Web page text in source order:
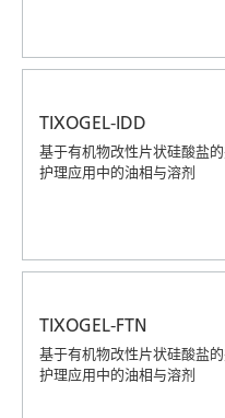
TIXOGEL-IDD
基于有机物改性片状硅酸盐
护理应用中的油相与溶剂
TIXOGEL-FTN
基于有机物改性片状硅酸盐
护理应用中的油相与溶剂